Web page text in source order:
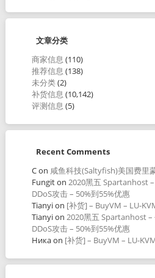
文章分类
商家信息 (110)
推荐信息 (138)
未分类(2)
补货信息 (10,142)
评测信息 (5)
Recent Comments
Con 咸鱼科技(Saltyfish)美国费里
Fungiton 2020黑五 Spartanhost
DDoS攻击 – 50%到55%优惠
Tianyion [补货] – BuyVM – LU-
Tianyion 2020黑五 Spartanhost
DDoS攻击 – 50%到55%优惠
Никаon [补货] – BuyVM – LU-